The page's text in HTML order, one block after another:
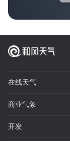
在线天气
商业气象
开发